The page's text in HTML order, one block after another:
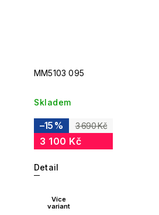
MM5103 095
Skladem
3 690 Kč
–15 %
3 100 Kč
Detail
Více
variant